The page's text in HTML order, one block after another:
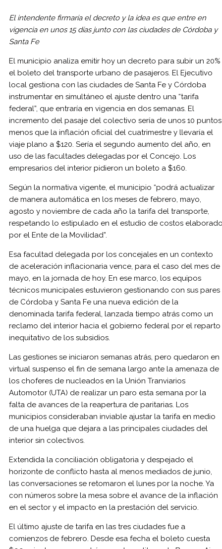
El intendente firmaría el decreto y la idea es que entre en
vigencia en unos 15 días junto con las ciudades de Córdoba y
Santa Fe
El municipio analiza emitir hoy un decreto para subir un 20%
el boleto del transporte urbano de pasajeros. El Ejecutivo
local gestiona con las ciudades de Santa Fe y Córdoba
instrumentar en simultáneo el ajuste dentro una “tarifa
federal”, que entraría en vigencia en dos semanas. El
incremento del pasaje del colectivo sería de unos 10 puntos
menos que la inflación oficial del cuatrimestre y llevaría el
viaje plano a $120. Sería el segundo aumento del año, en
uso de las facultades delegadas por el Concejo. Los
empresarios del interior pidieron un boleto a $160.
Según la normativa vigente, el municipio “podrá actualizar
de manera automática en los meses de febrero, mayo,
agosto y noviembre de cada año la tarifa del transporte,
respetando lo estipulado en el estudio de costos
por el Ente de la Movilidad”.
Esa facultad delegada por los concejales en un contexto
de aceleración inflacionaria vence, para el caso del mes de
mayo, en la jornada de hoy. En ese marco, los equipos
técnicos municipales estuvieron gestionando con sus pares
de Córdoba y Santa Fe una nueva edición de la
denominada tarifa federal, lanzada tiempo atrás como un
reclamo del interior hacia el gobierno federal por el reparto
inequitativo de los subsidios.
Las gestiones se iniciaron semanas atrás, pero quedaron en
virtual suspenso el fin de semana largo ante la amenaza de
los choferes de nucleados en la Unión Tranviarios
Automotor (UTA) de realizar un paro esta semana por la
falta de avances de la reapertura de paritarias. Los
municipios consideraban inviable ajustar la tarifa en medio
de una huelga que dejara a las principales ciudades del
interior sin colectivos.
Extendida la conciliación obligatoria y despejado el
horizonte de conflicto hasta al menos mediados de junio,
las conversaciones se retomaron el lunes por la noche. Ya
con números sobre la mesa sobre el avance de la inflación
en el sector y el impacto en la prestación del servicio.
El último ajuste de tarifa en las tres ciudades fue a
comienzos de febrero. Desde esa fecha el boleto cuesta